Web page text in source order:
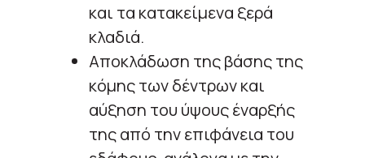
και τα κατακείμενα ξερά
κλαδιά.
Αποκλάδωση της βάσης της
κόμης των δέντρων και
αύξηση του ύψους έναρξής
της από την επιφάνεια του